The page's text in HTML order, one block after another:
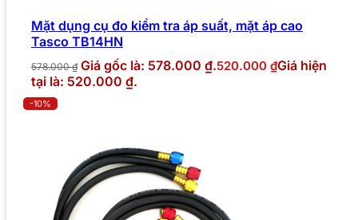
Mặt dụng cụ đo kiểm tra áp suất, mặt áp cao
Tasco TB14HN
578.000₫ Giá gốc là: 578.000 ₫.520.000 ₫Giá hiện
tại là: 520.000 ₫.
-10%